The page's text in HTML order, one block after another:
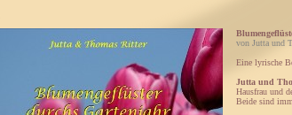
von Jutta und
Eine lyrische
Jutta und
Hausfrau und
Beide sind